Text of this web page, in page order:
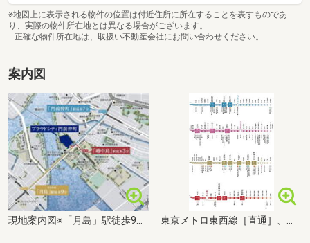
※地図上に表示される物件の位置は付近住所に所在することを表すものであ
り、実際の物件所在地とは異なる場合がございます。
正確な物件所在地は、取扱い不動産会社にお問い合わせください。
案内図
現地案内図※「月島」駅徒歩9分：4出入口・有楽町線始発～終電まで。大江戸線終電前に閉鎖されます。 東京メトロ東西線［直通］、都営大江戸線［直通］、東京メトロ有楽町線［直通］、JR京葉線［直通］路線図※掲載の電車所要時間は通勤時、（ ）内は日中平常時のもので、時間帯により異なります。乗り換え・待ち時間を含みます。通勤時は7:30～9:30、日中平常時は9:31～16:30に目的地に到着する電車を表記しています。（2026年1月調べ）